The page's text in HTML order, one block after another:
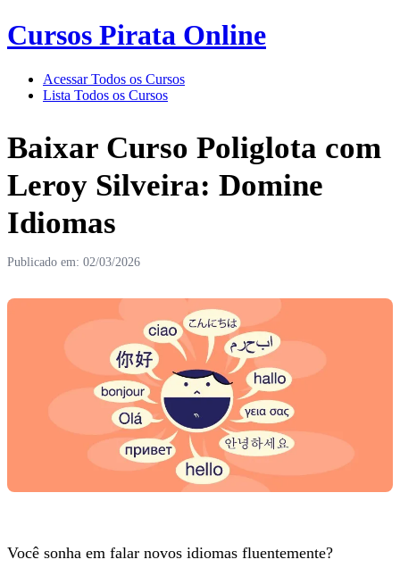
Cursos Pirata Online
Acessar Todos os Cursos
Lista Todos os Cursos
Baixar Curso Poliglota com
Leroy Silveira: Domine
Idiomas
Publicado em: 02/03/2026
Você sonha em falar novos idiomas fluentemente?